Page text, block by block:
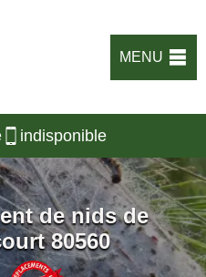
MENU
indisponible
de nids de
80560